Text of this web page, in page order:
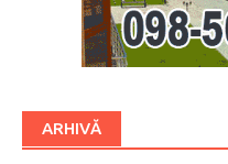
ARHIVĂ